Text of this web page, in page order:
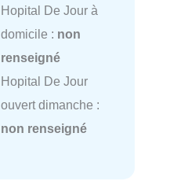
Hopital De Jour à
domicile : non
renseigné
Hopital De Jour
ouvert dimanche :
non renseigné